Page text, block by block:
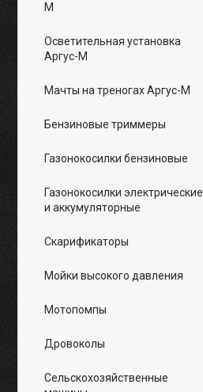
М
Осветительная установка
Аргус-М
Мачты на треногах Аргус-М
Бензиновые триммеры
Газонокосилки бензиновые
Газонокосилки электрические
и аккумуляторные
Скарификаторы
Мойки высокого давления
Мотопомпы
Дровоколы
Сельскохозяйственные